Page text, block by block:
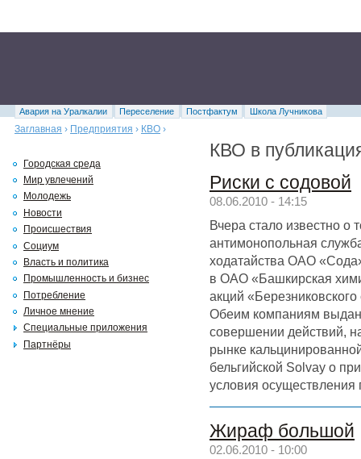
Авария на Уралкалии Переселение Постфактум
Школа Лучникова
Заглавная › Предприятия › КВО ›
КВО в
Риски с содовой
08.06.2010 - 14:15
Вчера стало известно о
антимонопольная
ходатайства ОАО
в ОАО «Башкирская
акций
Обеим компаниям
совершении действий,
рынке
бельгийской Solvay о
условия осуществления
Жираф большой
02.06.2010 - 10:00
Городская среда
Мир увлечений
Молодежь
Новости
Происшествия
Социум
Власть и политика
Промышленность и бизнес
Потребление
Личное мнение
Специальные приложения
Партнёры